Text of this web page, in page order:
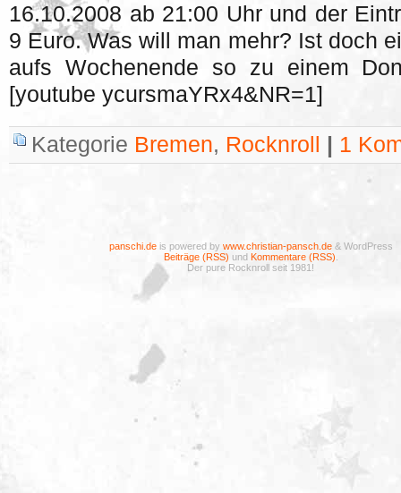
16.10.2008 ab 21:00 Uhr und der
9 Euro. Was will man mehr? Ist doch
aufs Wochenende so zu einem
[youtube ycursmaYRx4&NR=1]
Kategorie Bremen, Rocknroll 1
panschi.deis powered by www.christian-pansch.de& WordPress
Beiträge (RSS) und Kommentare (RSS)
Der pure Rocknroll seit 1981!